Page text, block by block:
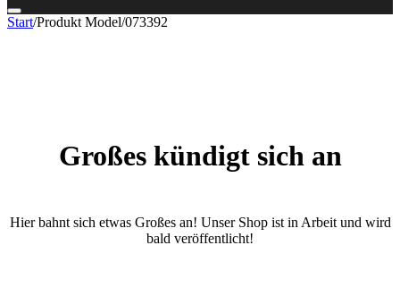
Start/Produkt Model/073392
Großes kündigt sich an
Hier bahnt sich etwas Großes an! Unser Shop ist in Arbeit und wird
bald veröffentlicht!